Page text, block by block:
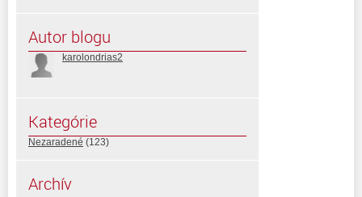
Autor blogu
karolondrias2
Kategórie
Nezaradené (123)
Archív